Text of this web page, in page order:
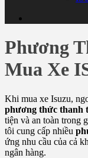
Phương
Mua Xe
Khi mua xe Isuzu,
phương thức thanh
tiện và an toàn trong
tôi cung cấp nhiều
ứng nhu cầu của cả
ngân hàng.